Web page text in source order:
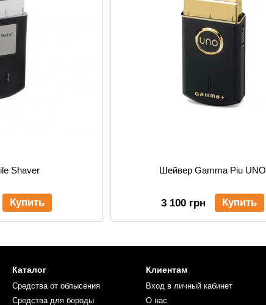
Shaver
Купить
Шейвер Gamma Piu UNO
3 100 грн Купить
Каталог
Средства от облысения
Средства для бороды
Клиентам
Вход в личный кабинет
О нас